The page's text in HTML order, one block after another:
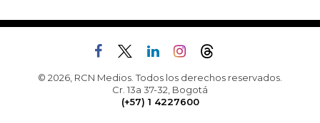
© 2026, RCN Medios. Todos los derechos reservados.
Cr. 13a 37-32, Bogotá
(+57) 1 4227600